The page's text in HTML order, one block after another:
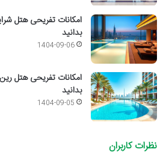
امکانات تفریحی هتل
بدانید
1404-09-06
امکانات تفریحی هتل
بدانید
1404-09-05
نظرات کاربران